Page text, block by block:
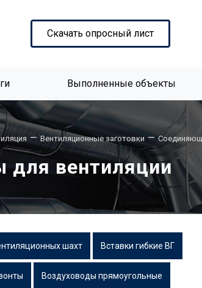
Скачать опросный лист
Выполненные объекты
— Вентиляционные заготовки —
вентиляции
шахт Вставки гибкие ВГ
Воздуховоды прямоугольные